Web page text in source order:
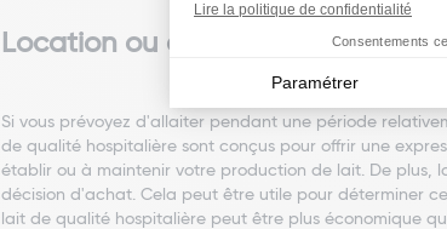
Location ou achat ?
Si vous prévoyez d'allaiter pendant une période
de qualité hospitalière sont conçus pour offrir une
établir ou à maintenir votre production de lait. De plus,
décision d'achat. Cela peut être utile pour déterminer
lait de qualité hospitalière peut être plus économique